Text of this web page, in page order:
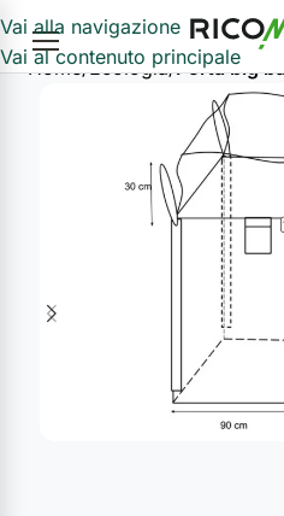
Vai alla navigazione
Vai al contenuto principale
Home Ecologia Porta big